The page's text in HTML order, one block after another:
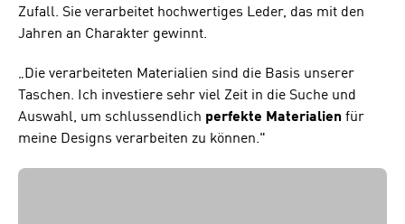
Zufall. Sie verarbeitet hochwertiges Leder, das mit den
Jahren an Charakter gewinnt.
„Die verarbeiteten Materialien sind die Basis unserer
Taschen. Ich investiere sehr viel Zeit in die Suche und
Auswahl, um schlussendlich perfekte Materialien für
meine Designs verarbeiten zu können."